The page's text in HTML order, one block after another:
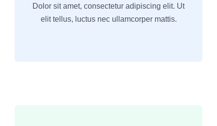
Dolor sit amet, consectetur adipiscing elit. Ut
elit tellus, luctus nec ullamcorper mattis.